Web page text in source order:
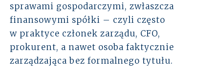
ALTOstratus
Kontakt
sprawami gospodarczymi, zwłaszcza
finansowymi spółki – czyli często
w praktyce członek zarządu, CFO,
prokurent, a nawet osoba faktycznie
zarządzająca bez formalnego tytułu.